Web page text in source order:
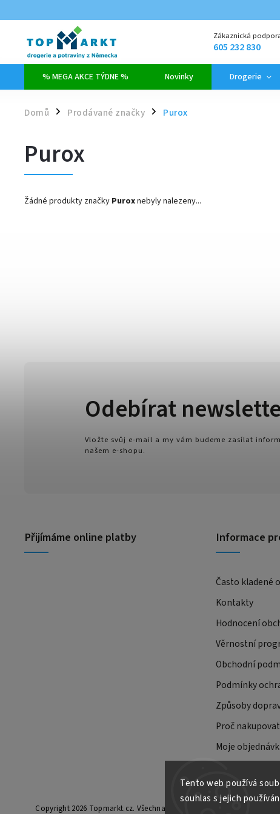
Tento web používá
souhlas s jejich
Zákaznická
605 232 830
% MEGA AKCE TÝDNE % Novinky Drogerie
Domů / Prodávané značky / Purox
Purox
Žádné produkty značky Puroxnebyly nalezeny...
Odebírat
Vložte svůj e-mail a my vám budeme zasílat
našem e-shopu.
Přijímáme online platby Informace
Často kladené
Kontakty
Hodnocení
Věrnostní
Obchodní
Podmínky
Způsoby
Proč
Moje
Copyright 2026 Topmarkt.cz. Všechna práva vyhrazena.